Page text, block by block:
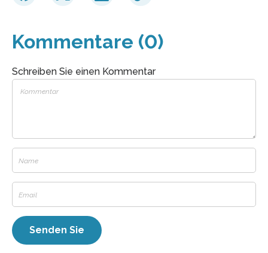
Kommentare (0)
Schreiben Sie einen Kommentar